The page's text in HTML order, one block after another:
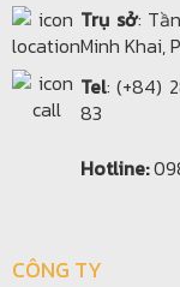
Trụ sở:
Minh Khai,
Tel: (+84)
83
Hotline:
CÔNG TY